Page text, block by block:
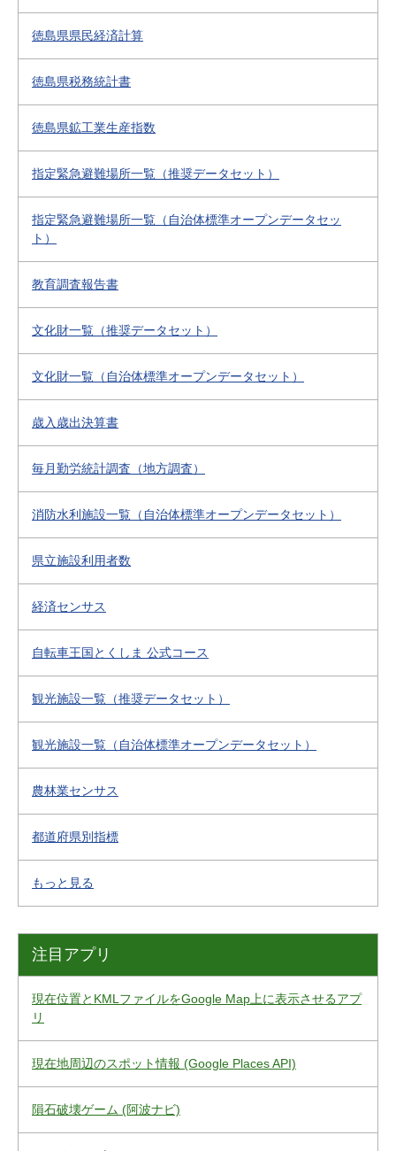
徳島県県民経済計算
徳島県税務統計書
徳島県鉱工業生産指数
指定緊急避難場所一覧（推奨データセット）
指定緊急避難場所一覧（自治体標準オープンデータセッ
ト）
教育調査報告書
文化財一覧（推奨データセット）
文化財一覧（自治体標準オープンデータセット）
歳入歳出決算書
毎月勤労統計調査（地方調査）
消防水利施設一覧（自治体標準オープンデータセット）
県立施設利用者数
経済センサス
自転車王国とくしま 公式コース
観光施設一覧（推奨データセット）
観光施設一覧（自治体標準オープンデータセット）
農林業センサス
都道府県別指標
もっと見る
注目アプリ
現在位置とKMLファイルをGoogle Map上に表示させるアプ
リ
現在地周辺のスポット情報 (Google Places API)
隕石破壊ゲーム (阿波ナビ)